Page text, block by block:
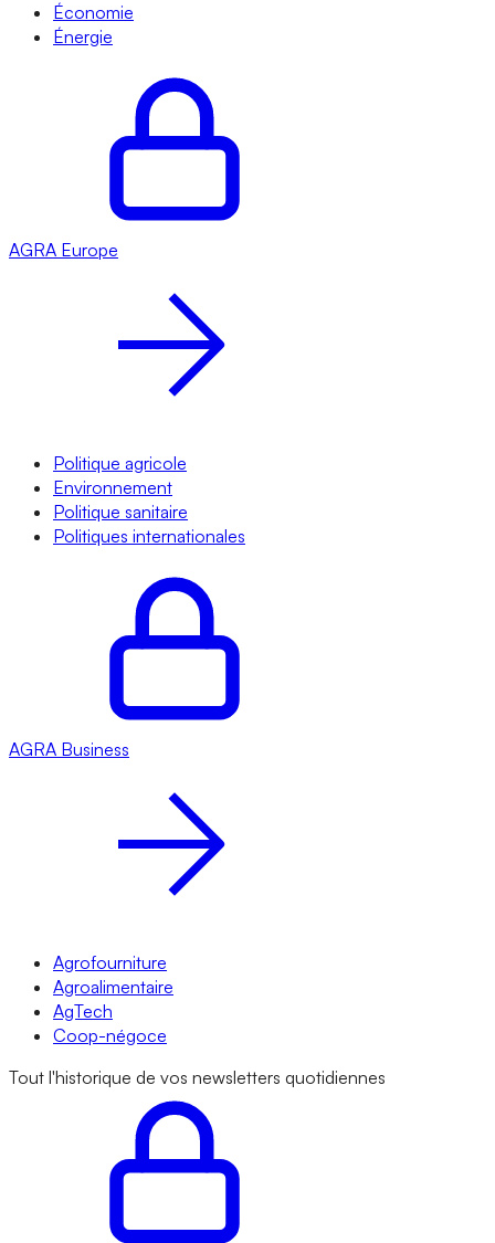
Économie
Énergie
AGRA Europe
Politique agricole
Environnement
Politique sanitaire
Politiques internationales
AGRA Business
Agrofourniture
Agroalimentaire
AgTech
Coop-négoce
Tout l'historique de vos newsletters quotidiennes